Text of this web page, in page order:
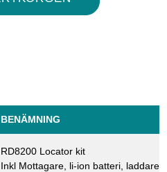
BENÄMNING
RD8200 Locator kit
Inkl Mottagare, li-ion batteri, laddare